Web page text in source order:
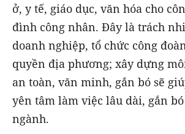
ở, y tế, giáo dục, văn hóa cho
đình công nhân. Đây là trách
doanh nghiệp, tổ chức công
quyền địa phương; xây dựng
an toàn, văn minh, gắn bó sẽ
yên tâm làm việc lâu dài, gắn
ngành.